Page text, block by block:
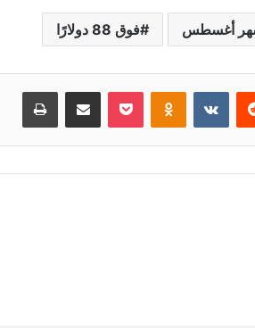
ar
e
فوق 88 دولارًا
Odnoklassniki
بوكيت مشاركة عبر البريد طباعة